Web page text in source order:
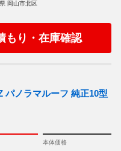
岡山市北区
もり・在庫確認
パノラマルーフ 純正10型
本体価格